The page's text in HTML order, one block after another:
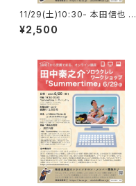
11/29(土)10:30- 本田信也 ソ
ロウクレレWS「All I Want for
Christmas is You」
¥2,500